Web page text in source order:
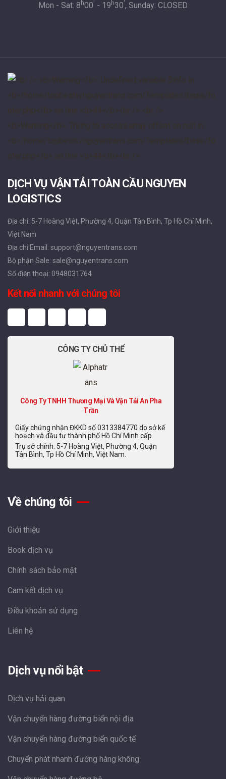
Mon - Sat: 8 h00' - 19 h30', Sunday: CLOSED
DỊCH VỤ VẬN TẢI TOÀN CẦU NGUYEN
LOGISTICS
Địa chỉ: 5-7 Hoàng Việt, Phường 4, Quận Tân Bình, Tp Hồ Chí Minh,
Việt Nam
Địa chỉ Email: support@nguyentrans.com
Bộ phận Sale: sale@nguyentrans.com
Số điện thoại: 0948031764
Kết nối nhanh với chúng tôi
CÔNG TY CHỦ THỂ
Công Ty TNHH Thương Mại Và Vận Tải An Pha
Trần
Giấy chứng nhận ĐKKD số 0313384770 do sở kế
hoạch và đầu tư thành phố Hồ Chí Minh cấp.
Trụ sở chính: 5-7 Hoàng Việt, Phường 4, Quận
Tân Bình, Tp Hồ Chí Minh, Việt Nam.
Về chúng tôi
Giới thiệu
Book dịch vụ
Chính sách bảo mật
Cam kết dịch vụ
Điều khoản sử dụng
Liên hệ
Dịch vụ nổi bật
Dịch vụ hải quan
Vận chuyển hàng đường biển nội địa
Vận chuyển hàng đường biển quốc tế
Chuyển phát nhanh đường hàng không